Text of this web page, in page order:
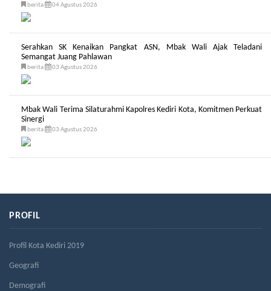
berita 04 Agustus 2026
Serahkan SK Kenaikan Pangkat ASN, Mbak Wali Ajak Teladani
Semangat Juang Pahlawan
berita 03 Agustus 2026
Mbak Wali Terima Silaturahmi Kapolres Kediri Kota, Komitmen Perkuat
Sinergi
berita 03 Agustus 2026
PROFIL
Profil Kota Kediri 2019
Geografi
Demografi